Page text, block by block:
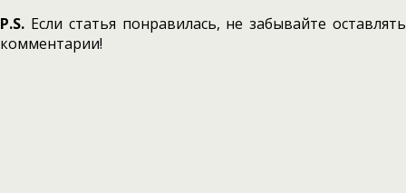
P.S. Если статья понравилась, не забывайте оставлять
комментарии!